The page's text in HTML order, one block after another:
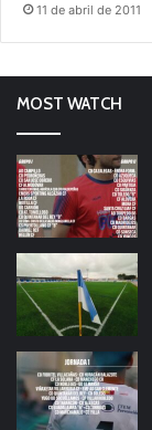
11 de abril de 2011
MOST WATCH